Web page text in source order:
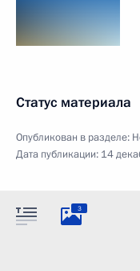
Статус материала
Опубликован в разделе:
Дата публикации: 14
3